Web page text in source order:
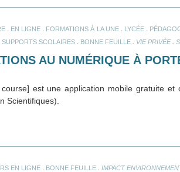
. EN LIGNE FORMATIONS À LA UNE. LYCÉE
SCOLAIRES BONNE FEUILLE VIE PRIVÉE.
AU NUMÉRIQUE À
est une application mobile gratuite
Scientifiques).
EN LIGNE BONNE FEUILLE IMPACT